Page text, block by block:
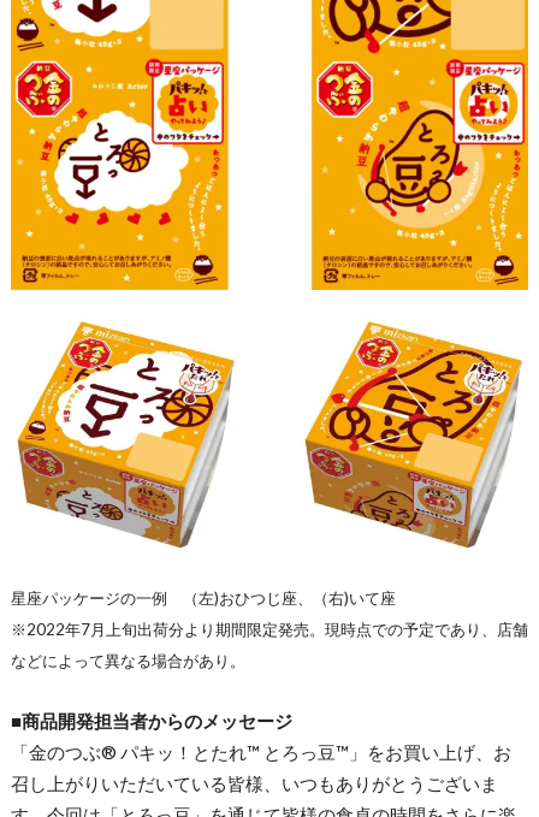
星座パッケージの一例 （左)おひつじ座、（右)いて座
※2022年7月上旬出荷分より期間限定発売。現時点での予定であり、店舗
などによって異なる場合があり。
■商品開発担当者からのメッセージ
「金のつぶ® パキッ！とたれ™ とろっ豆™」をお買い上げ、お
召し上がりいただいている皆様、いつもありがとうございま